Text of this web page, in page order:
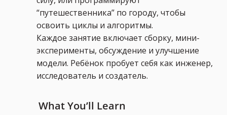
“путешественника” по городу, чтобы
освоить циклы и алгоритмы.
Каждое занятие включает сборку, мини-
эксперименты, обсуждение и улучшение
модели. Ребёнок пробует себя как инженер,
исследователь и создатель.
What You’ll Learn